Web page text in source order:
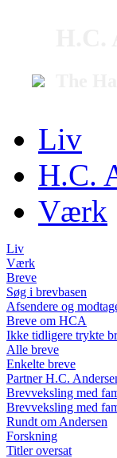
Liv
H.C.
Værk
Liv
Værk
Breve
Søg i brevbasen
Afsendere og
Breve om HCA
Ikke tidligere trykte
Alle breve
Enkelte breve
Partner H.C.
Brevveksling med
Brevveksling med
Rundt om Andersen
Forskning
Titler oversat